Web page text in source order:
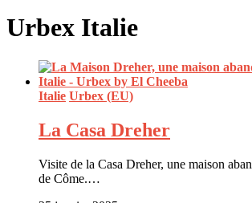
Urbex Italie
Italie Urbex (EU)
La Casa Dreher
Visite de la Casa Dreher, une maison
de Côme.…